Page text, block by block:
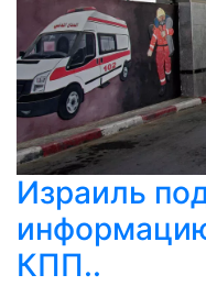
Израиль
КПП..